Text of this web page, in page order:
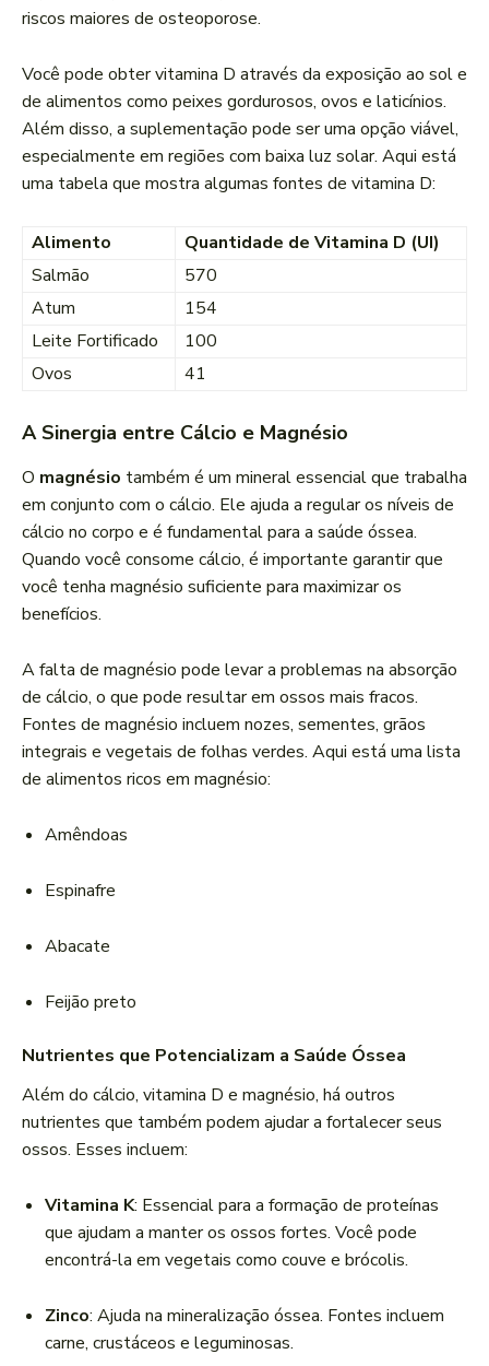
riscos maiores de osteoporose.
Você pode obter vitamina D através da exposição ao sol e
de alimentos como peixes gordurosos, ovos e laticínios.
Além disso, a suplementação pode ser uma opção viável,
especialmente em regiões com baixa luz solar. Aqui está
uma tabela que mostra algumas fontes de vitamina D:
Alimento
Quantidade de Vitamina D (UI)
Salmão
570
Atum
154
Leite Fortificado
100
Ovos
41
A Sinergia entre Cálcio e Magnésio
O magnésio também é um mineral essencial que trabalha
em conjunto com o cálcio. Ele ajuda a regular os níveis de
cálcio no corpo e é fundamental para a saúde óssea.
Quando você consome cálcio, é importante garantir que
você tenha magnésio suficiente para maximizar os
benefícios.
A falta de magnésio pode levar a problemas na absorção
de cálcio, o que pode resultar em ossos mais fracos.
Fontes de magnésio incluem nozes, sementes, grãos
integrais e vegetais de folhas verdes. Aqui está uma lista
de alimentos ricos em magnésio:
Amêndoas
Espinafre
Abacate
Feijão preto
Nutrientes que Potencializam a Saúde Óssea
Além do cálcio, vitamina D e magnésio, há outros
nutrientes que também podem ajudar a fortalecer seus
ossos. Esses incluem:
Vitamina K: Essencial para a formação de proteínas
que ajudam a manter os ossos fortes. Você pode
encontrá-la em vegetais como couve e brócolis.
Zinco: Ajuda na mineralização óssea. Fontes incluem
carne, crustáceos e leguminosas.